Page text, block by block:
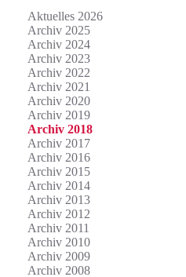
Aktuelles 2026
Archiv 2025
Archiv 2024
Archiv 2023
Archiv 2022
Archiv 2021
Archiv 2020
Archiv 2019
Archiv 2018
Archiv 2017
Archiv 2016
Archiv 2015
Archiv 2014
Archiv 2013
Archiv 2012
Archiv 2011
Archiv 2010
Archiv 2009
Archiv 2008